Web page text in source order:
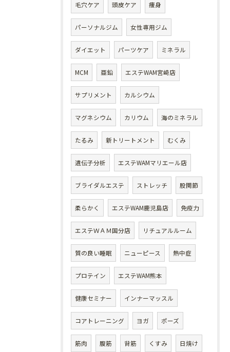
毛穴ケア 頭皮ケア 痩身
パーソナルジム 女性専用ジム
ダイエット パーツケア ミネラル
MCM 亜鉛 エステWAM宮崎店
サプリメント カルシウム
マグネシウム カリウム 海のミネラル
たるみ 新トリートメント むくみ
遺伝子分析 エステWAMマリエール店
ブライダルエステ ストレッチ 股関節
柔らかく エステWAM鹿児島店 免疫力
エステＷＡＭ国分店 リチュアルルーム
質の良い睡眠 ニューピース 熱中症
プロテイン エステWAM熊本
健康セミナー インナーマッスル
コアトレーニング ヨガ ポーズ
筋肉 腹筋 背筋 くすみ 日焼け